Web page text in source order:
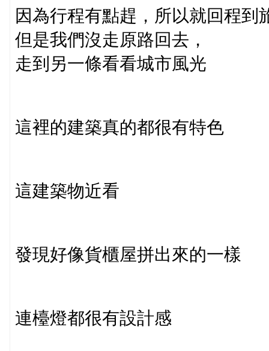
因為行程有點趕，所以就回程到
但是我們沒走原路回去，
走到另一條看看城市風光
這裡的建築真的都很有特色
這建築物近看
發現好像貨櫃屋拼出來的一樣
連檯燈都很有設計感